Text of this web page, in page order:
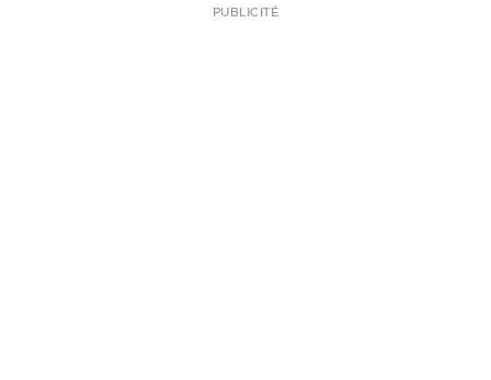
PUBLICITÉ